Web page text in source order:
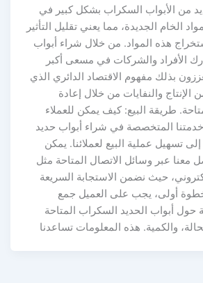
من الأبواب السكراب بشكل كبير في
الخام الجديدة، مما يعني تقليل التأثير
هذه المواد. من خلال شراء أبواب
الأفراد والشركات في مسعى أكبر
بذلك مفهوم الاقتصاد الدائري الذي
الإنتاج والنفايات من خلال إعادة
طريقة البيع: كيف يمكن للعملاء
المتخصصة في شراء أبواب حديد
تسهيل عملية البيع لعملائنا. يمكن
معنا عبر وسائل الاتصال المتاحة مثل
حيث نضمن الاستجابة السريعة
أولى، يجب على العميل جمع
حول أبواب الحديد السكراب المتاحة
والكمية. هذه المعلومات تساعدنا